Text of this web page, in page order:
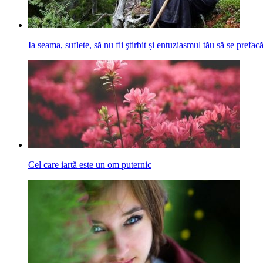
Ia seama, suflete, să nu fii ştirbit și entuziasmul tău să se
Cel care iartă este un om puternic